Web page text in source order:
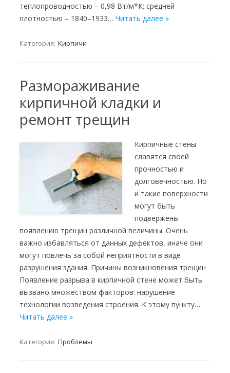
теплопроводностью – 0,98 Вт/м*К; средней
плотностью – 1840–1933… Читать далее »
Категория: Кирпичи
Размораживание
кирпичной кладки и
ремонт трещин
Кирпичные стены
славятся своей
прочностью и
долговечностью. Но
и такие поверхности
могут быть
подвержены
появлению трещин различной величины. Очень
важно избавляться от данных дефектов, иначе они
могут повлечь за собой неприятности в виде
разрушения здания. Причины возникновения трещин
Появление разрыва в кирпичной стене может быть
вызвано множеством факторов: нарушение
технологии возведения строения. К этому пункту…
Читать далее »
Категория: Проблемы